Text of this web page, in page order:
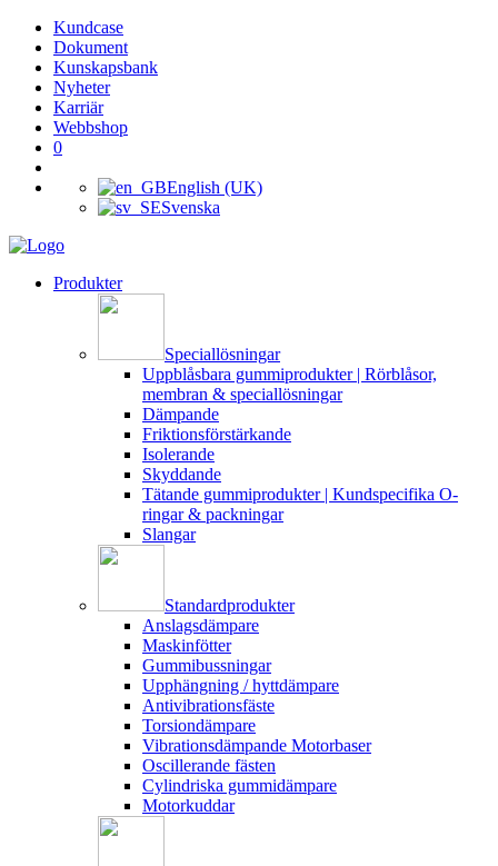
Kundcase
Dokument
Kunskapsbank
Nyheter
Karriär
Webbshop
0
English (UK)
Svenska
Produkter
Speciallösningar
Uppblåsbara gummiprodukter | Rörblåsor,
membran & speciallösningar
Dämpande
Friktionsförstärkande
Isolerande
Skyddande
Tätande gummiprodukter | Kundspecifika O-
ringar & packningar
Slangar
Standardprodukter
Anslagsdämpare
Maskinfötter
Gummibussningar
Upphängning / hyttdämpare
Antivibrationsfäste
Torsiondämpare
Vibrationsdämpande Motorbaser
Oscillerande fästen
Cylindriska gummidämpare
Motorkuddar